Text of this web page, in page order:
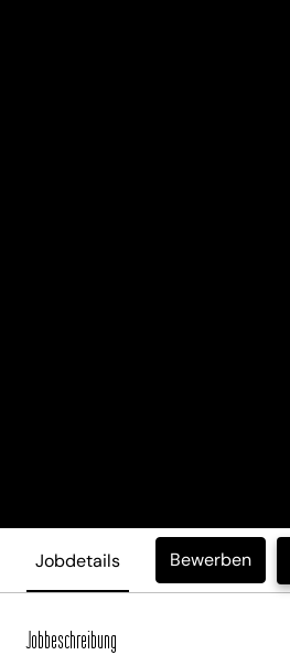
Jobdetails Bewerben
Jobbeschreibung